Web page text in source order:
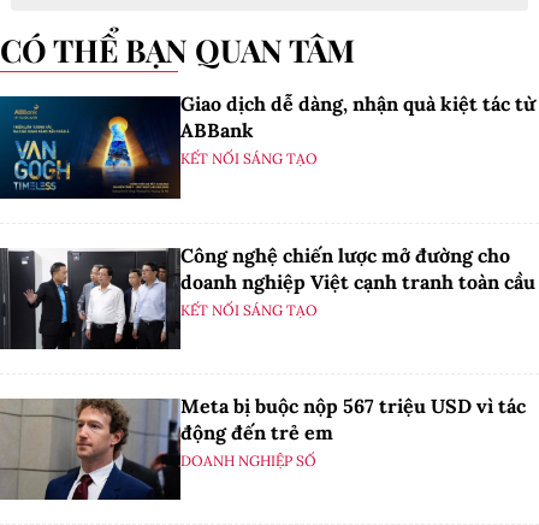
CÓ THỂ BẠN QUAN TÂM
Giao dịch dễ dàng, nhận quà kiệt tác từ
ABBank
KẾT NỐI SÁNG TẠO
Công nghệ chiến lược mở đường cho
doanh nghiệp Việt cạnh tranh toàn cầu
KẾT NỐI SÁNG TẠO
Meta bị buộc nộp 567 triệu USD vì tác
động đến trẻ em
DOANH NGHIỆP SỐ